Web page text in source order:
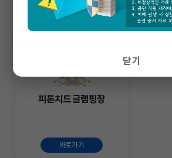
바로가기
피톤치드 글램핑장
바로가기
닫기